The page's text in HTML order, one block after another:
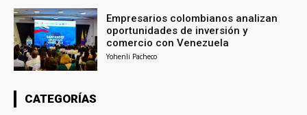
Empresarios colombianos analizan
oportunidades de inversión y
comercio con Venezuela
Yohenli Pacheco
CATEGORÍAS